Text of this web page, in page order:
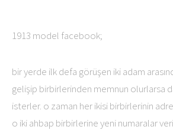
1913 model facebook;
bir yerde ilk defa görüşen iki adam
gelişip birbirlerinden memnun olurlarsa
isterler. o zaman her ikisi birbirlerinin
o iki ahbap birbirlerine yeni numaralar